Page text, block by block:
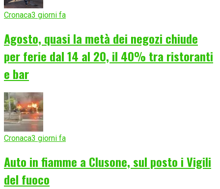
Cronaca3 giorni fa
Agosto, quasi la metà dei negozi chiude
per ferie dal 14 al 20, il 40% tra ristoranti
e bar
Cronaca3 giorni fa
Auto in fiamme a Clusone, sul posto i Vigili
del fuoco